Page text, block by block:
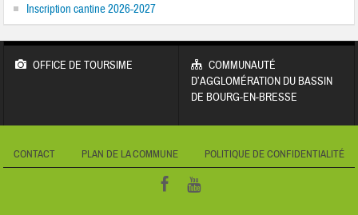
Inscription cantine 2026-2027
OFFICE DE TOURSIME
COMMUNAUTÉ
D’AGGLOMÉRATION DU BASSIN
DE BOURG-EN-BRESSE
CONTACT PLAN DE LA COMMUNE POLITIQUE DE CONFIDENTIALITÉ